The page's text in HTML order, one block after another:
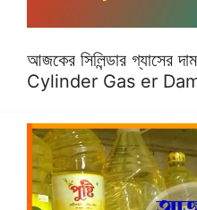
আজকের সিলিন্ডার
Cylinder Gas er